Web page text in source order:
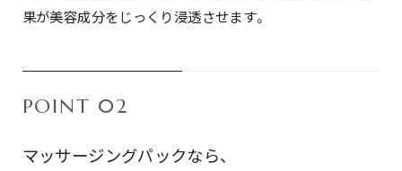
果が美容成分をじっくり浸透させます。
POINT 02
マッサージングパックなら、